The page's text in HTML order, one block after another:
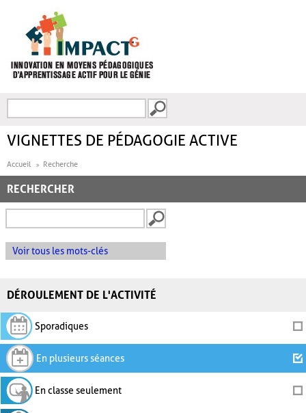
FORMULAIRE DE
VIGNETTES DE PÉDAGOGIE ACTIVE
Accueil Recherche
RECHERCHER
Voir tous les mots-clés
DÉROULEMENT DE L'ACTIVITÉ
Sporadiques
En plusieurs séances
En classe seulement